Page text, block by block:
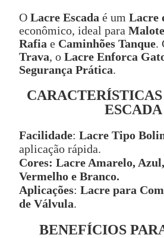
O Lacre Escada é um Lacre
econômico, ideal para
Rafia e Caminhões Tanque.
Trava, o Lacre Enforca
Segurança Prática.
ESCADA
Facilidade: Lacre Tipo
aplicação rápida.
Cores: Lacre Amarelo,
Vermelho e Branco.
Aplicações: Lacre para
de Válvula.
BENEFÍCIOS